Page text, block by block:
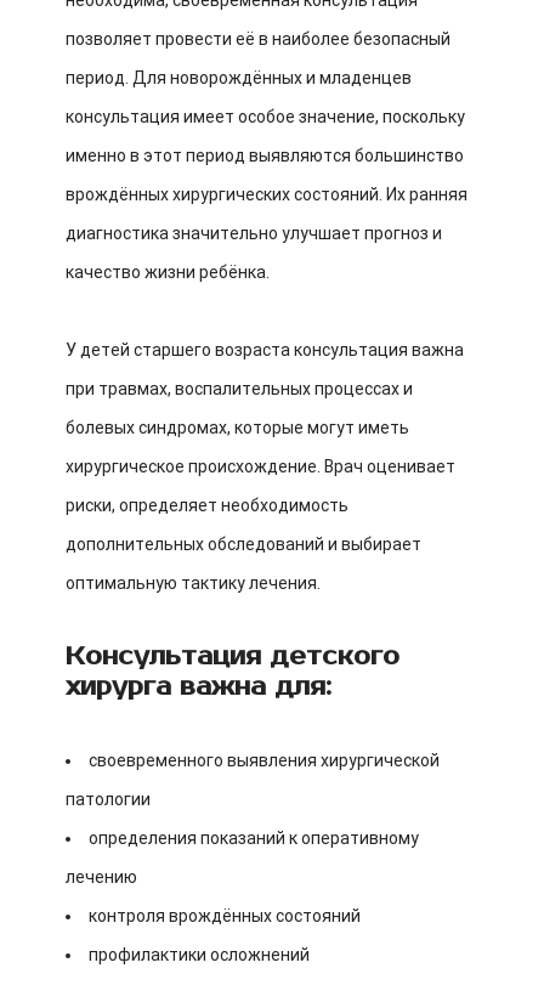
позволяет провести её в наиболее безопасный
период. Для новорождённых и младенцев
консультация имеет особое значение, поскольку
именно в этот период выявляются большинство
врождённых хирургических состояний. Их ранняя
диагностика значительно улучшает прогноз и
качество жизни ребёнка.
У детей старшего возраста консультация важна
при травмах, воспалительных процессах и
болевых синдромах, которые могут иметь
хирургическое происхождение. Врач оценивает
риски, определяет необходимость
дополнительных обследований и выбирает
оптимальную тактику лечения.
Консультация детского
хирурга важна для:
своевременного выявления хирургической
патологии
определения показаний к оперативному
лечению
контроля врождённых состояний
профилактики осложнений